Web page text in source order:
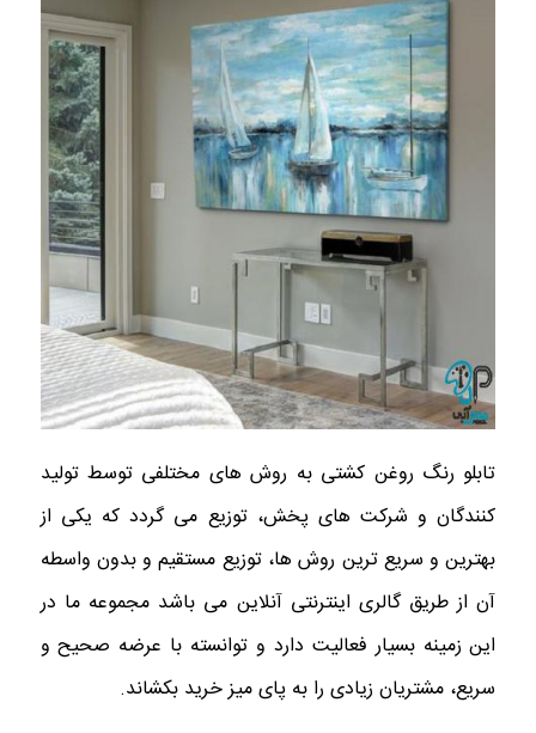
تابلو رنگ روغن کشتی به روش های مختلفی توسط تولید
کنندگان و شرکت های پخش، توزیع می گردد که یکی از
بهترین و سریع ترین روش ها، توزیع مستقیم و بدون واسطه
آن از طریق گالری اینترنتی آنلاین می باشد مجموعه ما در
این زمینه بسیار فعالیت دارد و توانسته با عرضه صحیح و
سریع، مشتریان زیادی را به پای میز خرید بکشاند.